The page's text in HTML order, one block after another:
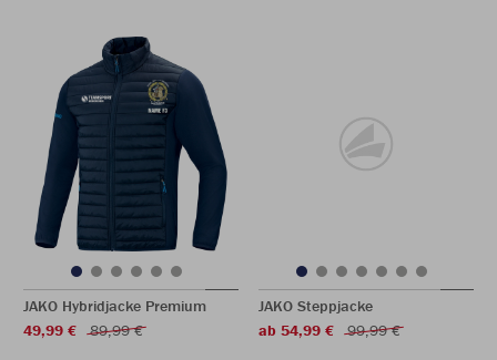
JAKO Hybridjacke Premium
49,99 €
89,99 €
JAKO Steppjacke
ab 54,99 €
99,99 €